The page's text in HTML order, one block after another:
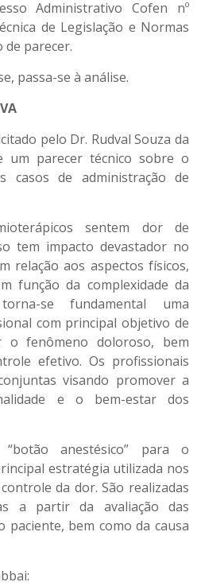
Administrativo Cofen nº
de Legislação e Normas
de parecer.
passa-se à análise.
pelo Dr. Rudval Souza da
um parecer técnico sobre o
casos de administração de
sentem dor de
tem impacto devastador no
relação aos aspectos físicos,
função da complexidade da
se fundamental uma
com principal objetivo de
o fenômeno doloroso, bem
efetivo. Os profissionais
visando promover a
e o bem-estar dos
anestésico” para o
estratégia utilizada nos
da dor. São realizadas
a partir da avaliação das
paciente, bem como da causa